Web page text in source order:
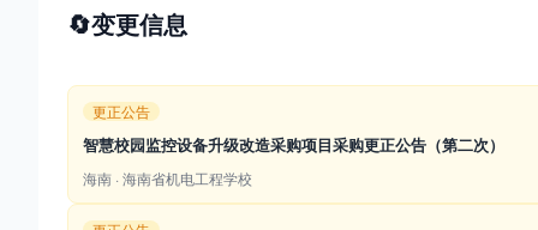
🔄变更信息
更正公告
智慧校园监控设备升级改造采购项目采购更正公告（第二次）
海南 · 海南省机电工程学校